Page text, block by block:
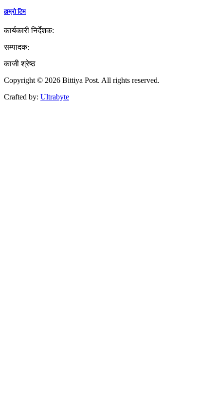
हाम्रो टिम
कार्यकारी निर्देशक:
सम्पादक:
काजी श्रेष्ठ
Copyright © 2026 Bittiya Post. All rights reserved.
Crafted by: Ultrabyte